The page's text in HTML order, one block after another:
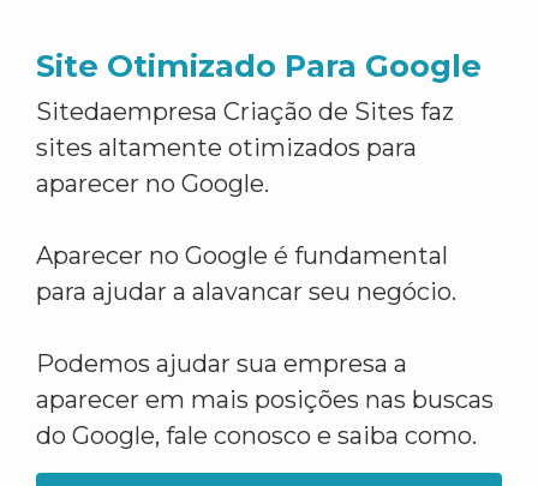
Site Otimizado Para Google
Sitedaempresa Criação de Sites faz
sites altamente otimizados para
aparecer no Google.
Aparecer no Google é fundamental
para ajudar a alavancar seu negócio.
Podemos ajudar sua empresa a
aparecer em mais posições nas buscas
do Google, fale conosco e saiba como.